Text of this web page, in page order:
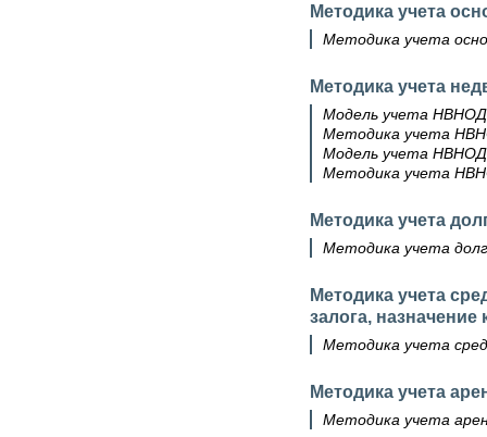
Методика учета
Методика учета
Методика учета
Модель учета НВНОД
Методика учета
Модель учета НВНОД
Методика учета
Методика учета
Методика учета
Методика учета
залога,
Методика учета
Методика учета
Методика учета